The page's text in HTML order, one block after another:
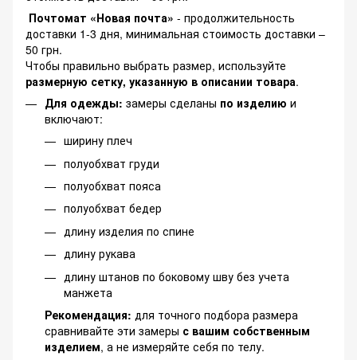
Почтомат «Новая почта» - продолжительность
доставки 1-3 дня, минимальная стоимость доставки –
50 грн.
Чтобы правильно выбрать размер, используйте
размерную сетку, указанную в описании товара.
Для одежды: замеры сделаны по изделию и
включают:
ширину плеч
полуобхват груди
полуобхват пояса
полуобхват бедер
длину изделия по спине
длину рукава
длину штанов по боковому шву без учета
манжета
Рекомендация: для точного подбора размера
сравнивайте эти замеры с вашим собственным
изделием, а не измеряйте себя по телу.